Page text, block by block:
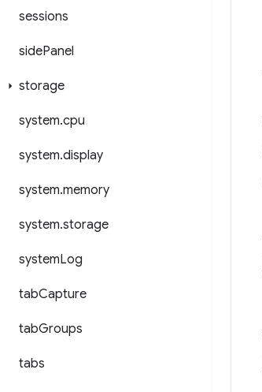
sessions
sidePanel
storage
system.cpu
system.display
system.memory
system.storage
systemLog
tabCapture
tabGroups
tabs